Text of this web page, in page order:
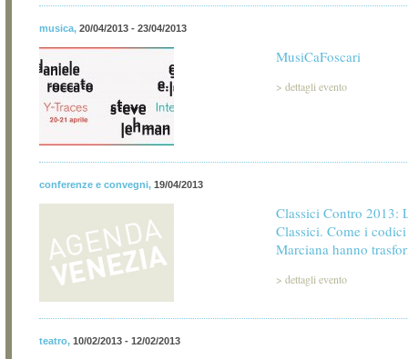
musica, 20/04/2013 - 23/04/2013
MusiCaFoscari
> dettagli evento
conferenze e convegni, 19/04/2013
Classici Contro 2013:
Classici. Come i
Marciana hanno
> dettagli evento
teatro, 10/02/2013 - 12/02/2013